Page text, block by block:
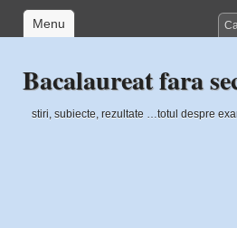
Menu
Bacalaureat fara
stiri, subiecte, rezultate …totul despre